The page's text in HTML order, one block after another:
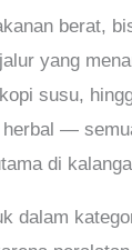
berat,
yang
susu,
herbal —
di
dalam